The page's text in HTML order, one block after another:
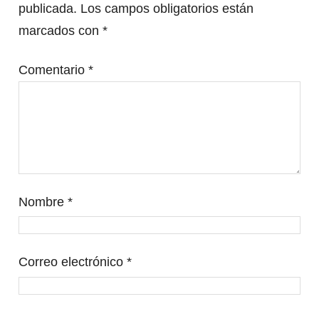
publicada. Los campos obligatorios están
marcados con *
Comentario *
Nombre *
Correo electrónico *